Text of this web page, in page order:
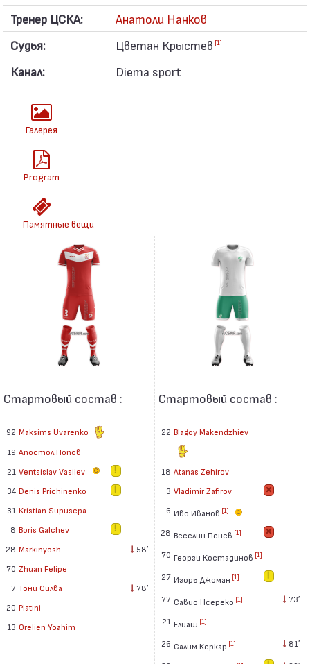
Тренер ЦСКА:
Анатоли Нанков
Судья:
Цветан Крыстев [1]
Канал: Diema sport
Галерея
Program
Памятные вещи
Стартовый состав :
92 Maksims Uvarenko
19 Апостол Попов
21 Ventsislav Vasilev
34 Denis Prichinenko
31 Kristian Supusepa
8 Boris Galchev
28 Markinyosh
58′
70 Zhuan Felipe
7 Тони Силва
78′
20 Platini
13 Orelien Yoahim
Стартовый состав :
22 Blagoy Makendzhiev
18 Atanas Zehirov
3 Vladimir Zafirov
6 Иво Иванов [1]
28 Веселин Пенев [1]
70 Георги Костадинов [1]
27 Игорь Джоман [1]
77 Савио Нсереко [1] 73′
21 Елиаш [1]
26 Салим Керкар [1] 81′